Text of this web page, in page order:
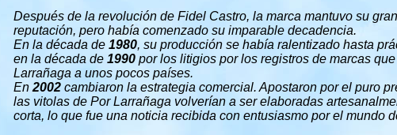
Después de la revolución de Fidel Castro, la marca mantuvo su gran
reputación, pero había comenzado su imparable decadencia.
En la década de 1980, su producción se había ralentizado hasta
en la década de 1990 por los litigios por los registros de marcas
Larrañaga a unos pocos países.
En 2002 cambiaron la estrategia comercial. Apostaron por el puro
las vitolas de Por Larrañaga volverían a ser elaboradas
corta, lo que fue una noticia recibida con entusiasmo por el mundo